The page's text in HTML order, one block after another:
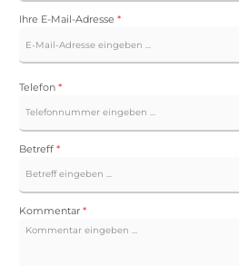
Ihre E-Mail-Adresse *
Telefon *
Betreff *
Kommentar *